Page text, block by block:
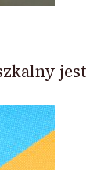
jest